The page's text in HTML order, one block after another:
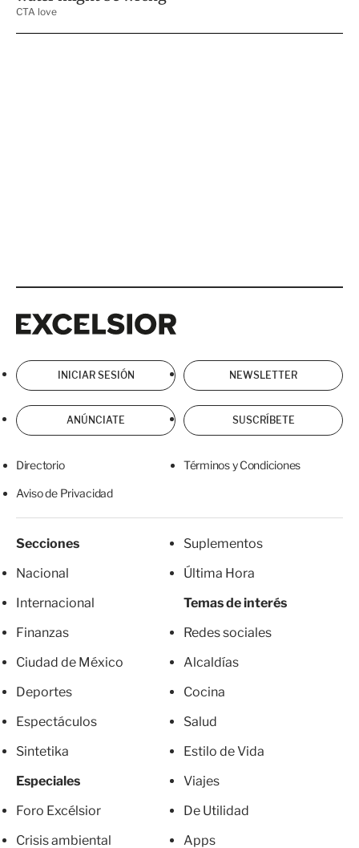
INICIAR SESIÓN NEWSLETTER
ANÚNCIATE SUSCRÍBETE
Directorio Términos y Condiciones
Aviso de Privacidad
Secciones
Nacional
Internacional
Finanzas
Ciudad de México
Deportes
Espectáculos
Sintetika
Especiales
Foro Excélsior
Crisis ambiental
Suplementos
Última Hora
Temas de interés
Redes sociales
Alcaldías
Cocina
Salud
Estilo de Vida
Viajes
De Utilidad
Apps